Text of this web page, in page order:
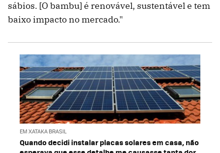
sábios. [O bambu] é renovável, sustentável e tem
baixo impacto no mercado."
EM XATAKA BRASIL
Quando decidi instalar placas solares em casa, não